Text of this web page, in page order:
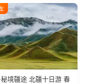
大村落——禾木村，欣赏
木...
境疆途 北疆十日游 春